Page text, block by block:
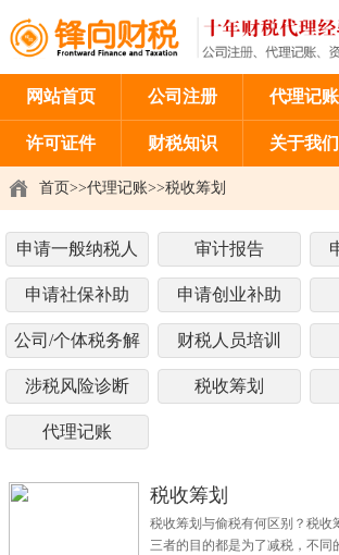
网站首页 公司注册 代理记账
许可证件 财税知识 关于我们
首页>>代理记账>>税收筹划
申请一般纳税人 审计报告
申请社保补助 申请创业补助
公司/个体税务解
非
财税人员培训
涉税风险诊断 税收筹划
代理记账
税收筹划
税收筹划与偷税有何区别？税收
三者的目的都是为了减税，不同